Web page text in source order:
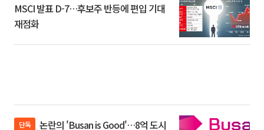
MSCI 발표 D-7…후보주 반등에 편입 기대
재점화
단독